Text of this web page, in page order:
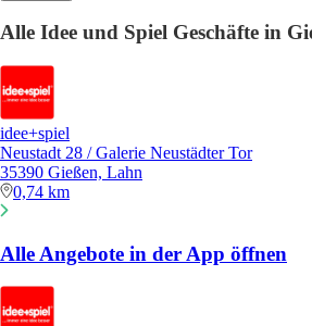
Alle Idee und Spiel Geschäfte in
idee+spiel
Neustadt 28 / Galerie Neustädter Tor
35390 Gießen, Lahn
0,74 km
Alle Angebote in der App öffnen